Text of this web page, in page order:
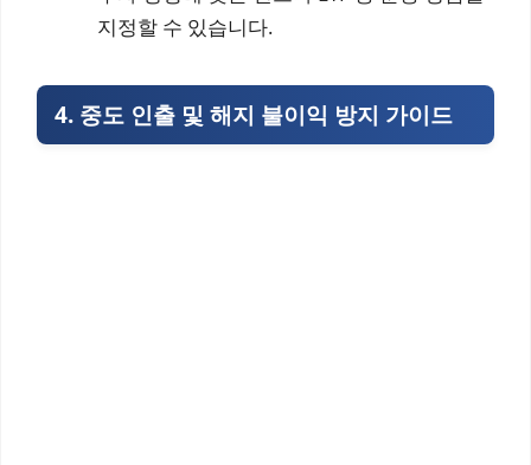
지정할 수 있습니다.
4. 중도 인출 및 해지 불이익 방지 가이드